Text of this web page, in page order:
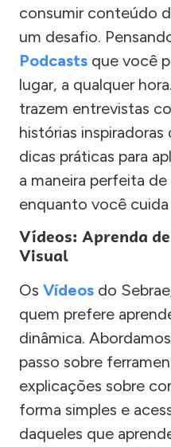
consumir conteúdo
um desafio.
Podcasts que você
lugar, a qualquer
trazem entrevistas
histórias
dicas práticas para
a maneira perfeita
enquanto você cuida
Vídeos: Aprenda
Visual
Os Vídeos do
quem prefere
dinâmica.
passo sobre
explicações sobre
forma simples e
daqueles que